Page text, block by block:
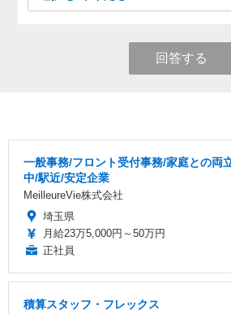
回答する
一般事務/フロント受付事務/家庭との両
中/駅近/安定企業
MeilleureVie株式会社
埼玉県
月給23万5,000円～50万円
正社員
積算スタッフ・フレックス